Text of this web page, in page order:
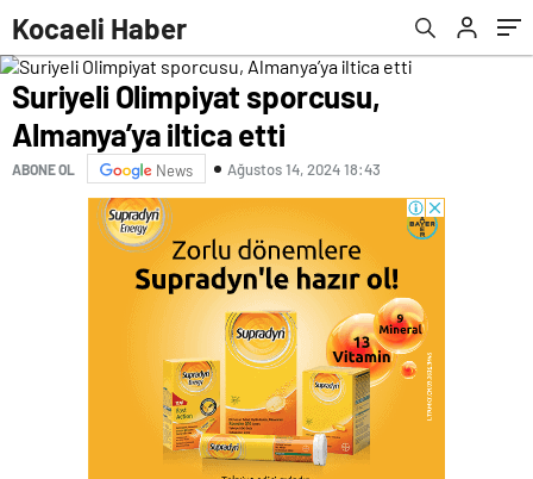
Kocaeli Haber
Suriyeli Olimpiyat sporcusu,
Almanya’ya iltica etti
ABONE OL News Ağustos 14, 2024 18:43